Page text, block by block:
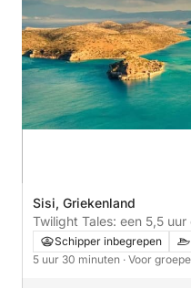
Sisi, Griekenland
Twilight Tales: een 5,5
naar Plaka en Elounda
Schipper inbegrepen
5 uur 30 minuten · Voor